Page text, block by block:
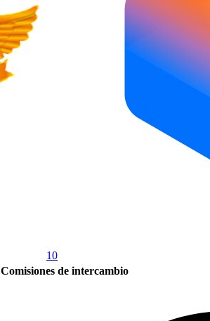
10
Comisiones de intercambio